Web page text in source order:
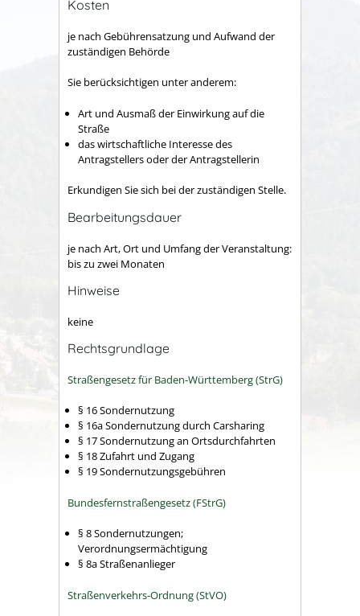
Kosten
je nach Gebührensatzung und Aufwand der
zuständigen Behörde
Sie berücksichtigen unter anderem:
Art und Ausmaß der Einwirkung auf die
Straße
das wirtschaftliche Interesse des
Antragstellers oder der Antragstellerin
Erkundigen Sie sich bei der zuständigen Stelle.
Bearbeitungsdauer
je nach Art, Ort und Umfang der Veranstaltung:
bis zu zwei Monaten
Hinweise
keine
Rechtsgrundlage
Straßengesetz für Baden-Württemberg (StrG)
§ 16 Sondernutzung
§ 16a Sondernutzung durch Carsharing
§ 17 Sondernutzung an Ortsdurchfahrten
§ 18 Zufahrt und Zugang
§ 19 Sondernutzungsgebühren
Bundesfernstraßengesetz (FStrG)
§ 8 Sondernutzungen;
Verordnungsermächtigung
§ 8a Straßenanlieger
Straßenverkehrs-Ordnung (StVO)